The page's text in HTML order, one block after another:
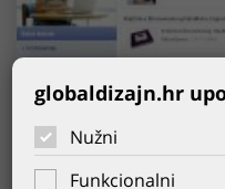
globaldizajn.hr
Nužni
Funkcionalni